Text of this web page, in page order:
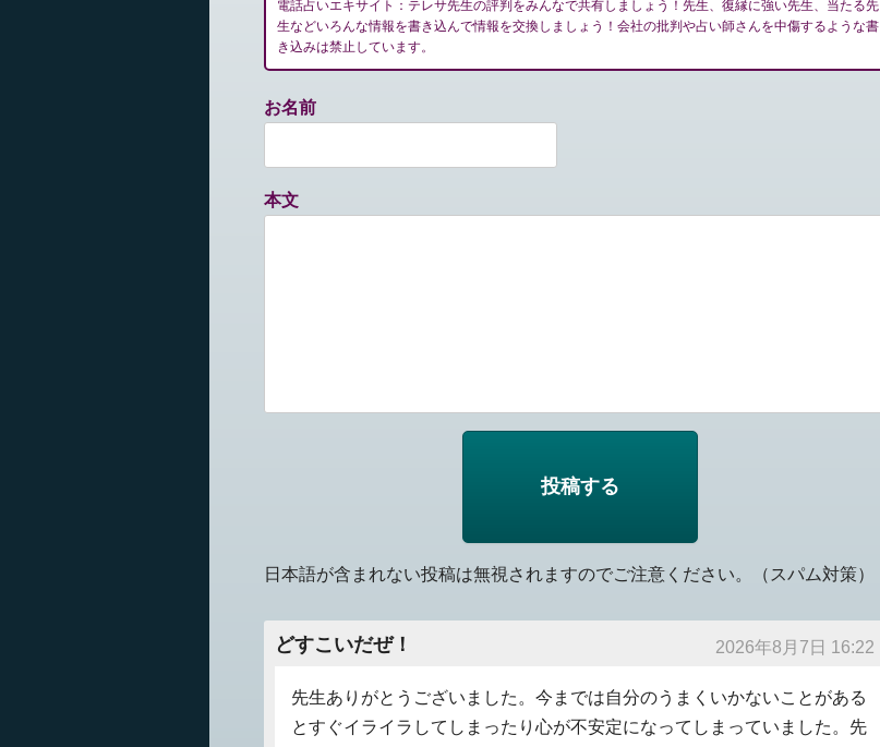
電話占いエキサイト：テレサ先生の評判をみんなで共有しましょう！先生、復縁に強い先生、当たる先
生などいろんな情報を書き込んで情報を交換しましょう！会社の批判や占い師さんを中傷するような書
き込みは禁止しています。
お名前
本文
日本語が含まれない投稿は無視されますのでご注意ください。（スパム対策）
どすこいだぜ！ 2026年8月7日 16:22
先生ありがとうございました。今までは自分のうまくいかないことがある
とすぐイライラしてしまったり心が不安定になってしまっていました。先